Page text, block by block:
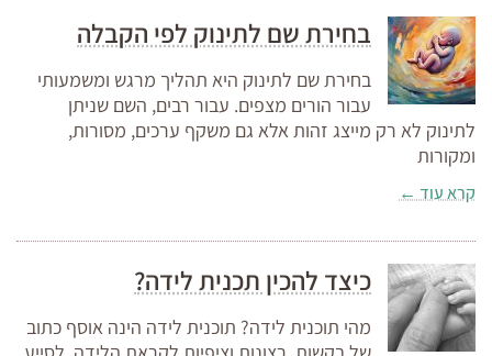
בחירת שם לתינוק לפי הקבלה
בחירת שם לתינוק היא תהליך מרגש ומשמעותי
עבור הורים מצפים. עבור רבים, השם שניתן
לתינוק לא רק מייצג זהות אלא גם משקף ערכים, מסורות,
ומקורות
קרא עוד ←
כיצד להכין תכנית לידה?
מהי תוכנית לידה? תוכנית לידה הינה אוסף כתוב